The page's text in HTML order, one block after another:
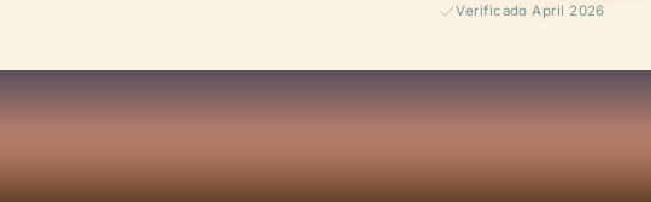
Verificado April 2026